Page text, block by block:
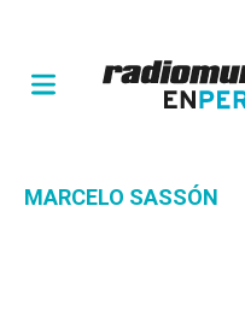
MARCELO SASSÓN